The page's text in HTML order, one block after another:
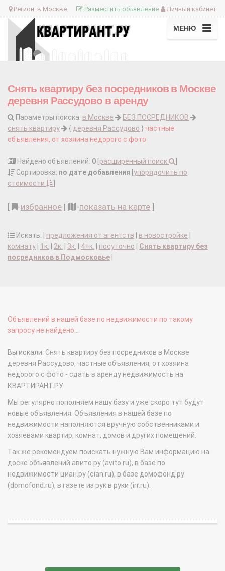
Регион: в Москве Личный кабинет
Разместить объявление
МЕНЮ
Снять квартиру без посредников в Москве
деревня Рассудово в аренду
Параметры поиска: в Москве
БЕЗ ПОСРЕДНИКОВ
снять квартиру
{ деревня Рассудово } частные
объявления, от хозяина недорого с фото
Найдено объявлений: 0 расширенный поиск
Сортировка: по дате добавления упорядочить по
стоимости
-избранное | -показать на карте
Искать: | предложения от агентств в новостройке
комнату
1к. 2к. 3к. 4+к. посуточно
Снять квартиру без
посредников в Подмосковье
Объявлений в нашей базе по недвижимости по такому
запросу не найдено...
Вы искали: Снять квартиру без посредников в Москве
деревня Рассудово, частные объявления, от хозяина
недорого с фото - сдать в аренду недвижимость на
КВАРТИРАНТ.РУ
Мы регулярно пополняем нашу базу и уже скоро тут будут
новые объявления. Объявления в нашей базе по
недвижимости наполняются вручную собственниками и
хозяевами квартир, комнат, домов и других помещений.
Так же рекомендуем поискать нужную Вам информацию на
доске объявлений авито.ру (avito.ru), в базе по
недвижимости циан.ру (cian.ru), в базе домофонд.ру
(domofond.ru), в газете из рук в руки (irr.ru).